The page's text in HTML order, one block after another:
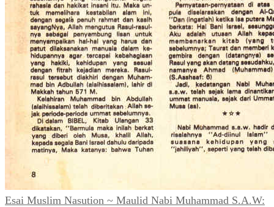
Esai Muslim Nasution ~ Maulid Nabi Muhammad S.A.W: